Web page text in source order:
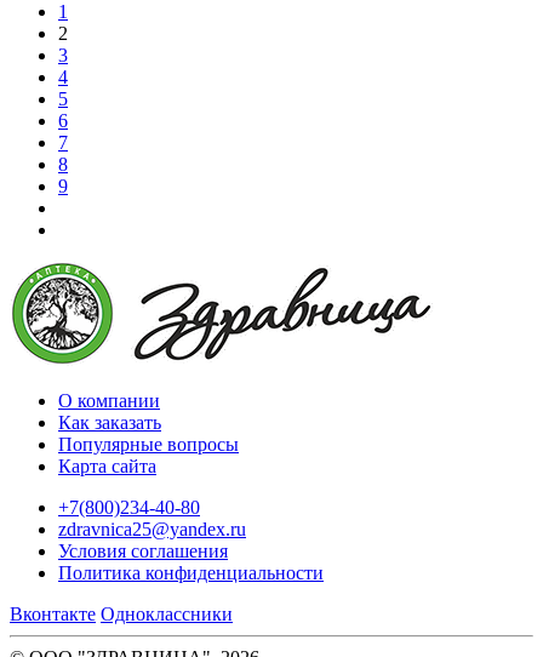
1
2
3
4
5
6
7
8
9
О компании
Как заказать
Популярные вопросы
Карта сайта
+7(800)234-40-80
zdravnica25@yandex.ru
Условия соглашения
Политика конфиденциальности
Вконтакте Одноклассники